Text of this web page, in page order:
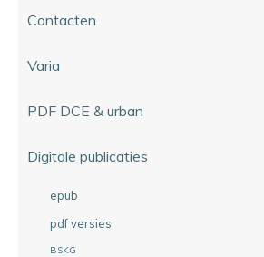
Contacten
Varia
PDF DCE & urban
Digitale publicaties
epub
pdf versies
BSKG